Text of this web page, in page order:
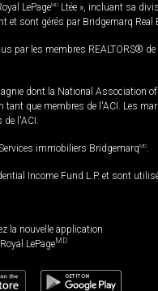
LePageMD Ltée », incluant sa
et sont gérés par Bridgemarq Real
les membres REALTORS®
dont la National Association
que membres de l'ACI. Les
l'ACI.
immobiliers BridgemarqMD
Income Fund L.P. et sont
la nouvelle application
Royal LePageMD